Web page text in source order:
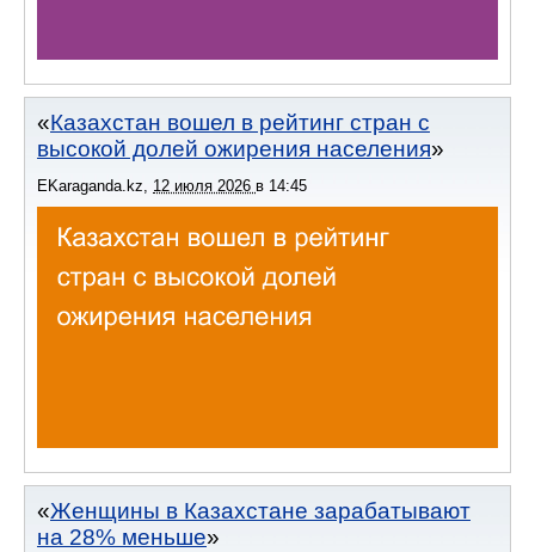
Казахстан вошел в рейтинг стран с
высокой долей ожирения населения
EKaraganda.kz, 12 июля 2026 в 14:45
Женщины в Казахстане зарабатывают
на 28% меньше